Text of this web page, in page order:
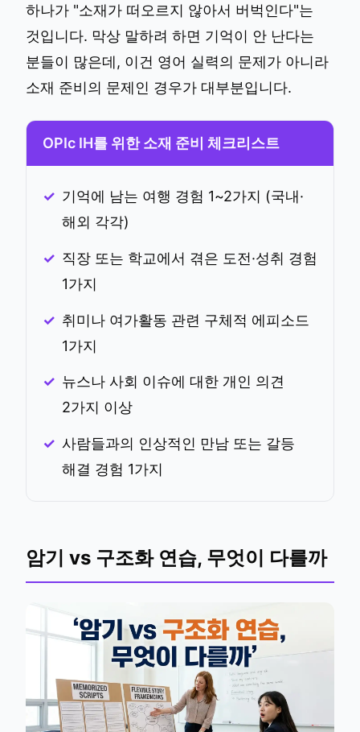
하나가 "소재가 떠오르지 않아서 버벅인다"는
것입니다. 막상 말하려 하면 기억이 안 난다는
분들이 많은데, 이건 영어 실력의 문제가 아니라
소재 준비의 문제인 경우가 대부분입니다.
OPIc IH를 위한 소재 준비 체크리스트
기억에 남는 여행 경험 1~2가지 (국내·
해외 각각)
직장 또는 학교에서 겪은 도전·성취 경험
1가지
취미나 여가활동 관련 구체적 에피소드
1가지
뉴스나 사회 이슈에 대한 개인 의견
2가지 이상
사람들과의 인상적인 만남 또는 갈등
해결 경험 1가지
암기 vs 구조화 연습, 무엇이 다를까